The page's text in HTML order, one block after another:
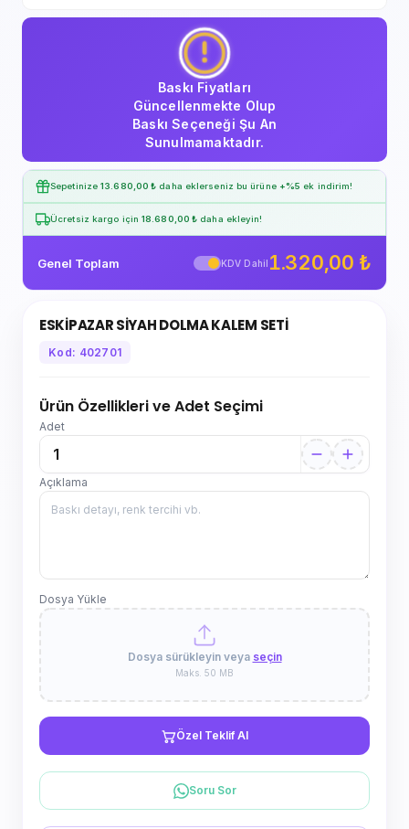
Baskı Fiyatları
Güncellenmekte Olup
Baskı Seçeneği Şu An
Sunulmamaktadır.
Sepetinize13.680,00 ₺ daha eklerseniz bu ürüne +%5 ek indirim!
Ücretsiz kargo için 18.680,00 ₺ daha ekleyin!
Genel Toplam KDV Dahil 1.320,00 ₺
ESKİPAZAR SİYAH DOLMA KALEM SETİ
Kod: 402701
Ürün Özellikleri ve Adet Seçimi
Adet
Açıklama
Dosya Yükle
Dosya sürükleyin veya seçin
Maks. 50 MB
Özel Teklif Al
Soru Sor